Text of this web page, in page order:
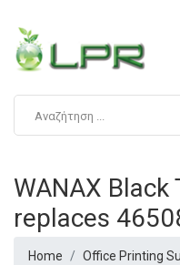
WANAX
replaces
Home
Office Printing